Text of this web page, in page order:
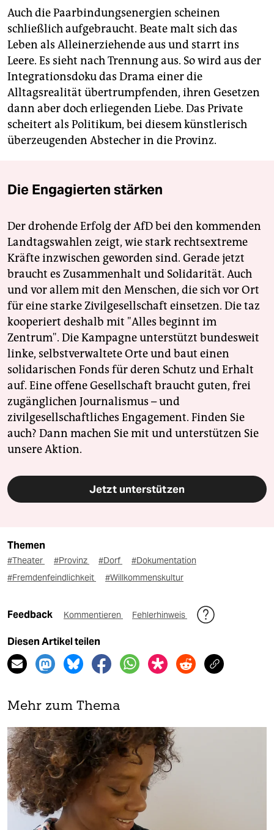
Do, 15. 11., Jützenbach, Dorfgemeinschaftshaus
Fr/Sa, 16./17. 11., Nesselröden, Gasthaus Schenke
Infos:werkgruppe2.de
Auch die Paarbindungsenergien scheinen
schließlich aufgebraucht. Beate malt sich das
Leben als Alleinerziehende aus und starrt ins
Leere. Es sieht nach Trennung aus. So wird aus der
Integrationsdoku das Drama einer die
Alltagsrealität übertrumpfenden, ihren Gesetzen
dann aber doch erliegenden Liebe. Das Private
scheitert als Politikum, bei diesem künstlerisch
überzeugenden Abstecher in die Provinz.
Die Engagierten stärken
Der drohende Erfolg der AfD bei den kommenden
Landtagswahlen zeigt, wie stark rechtsextreme
Kräfte inzwischen geworden sind. Gerade jetzt
braucht es Zusammenhalt und Solidarität. Auch
und vor allem mit den Menschen, die sich vor Ort
für eine starke Zivilgesellschaft einsetzen. Die taz
kooperiert deshalb mit "Alles beginnt im
Zentrum". Die Kampagne unterstützt bundesweit
linke, selbstverwaltete Orte und baut einen
solidarischen Fonds für deren Schutz und Erhalt
auf. Eine offene Gesellschaft braucht guten, frei
zugänglichen Journalismus – und
zivilgesellschaftliches Engagement. Finden Sie
auch? Dann machen Sie mit und unterstützen Sie
unsere Aktion.
Jetzt unterstützen
Themen
#Theater #Provinz #Dorf
#Dokumentation
#Fremdenfeindlichkeit
#Willkommenskultur
Feedback Kommentieren Fehlerhinweis
Diesen Artikel teilen
Mehr zum Thema